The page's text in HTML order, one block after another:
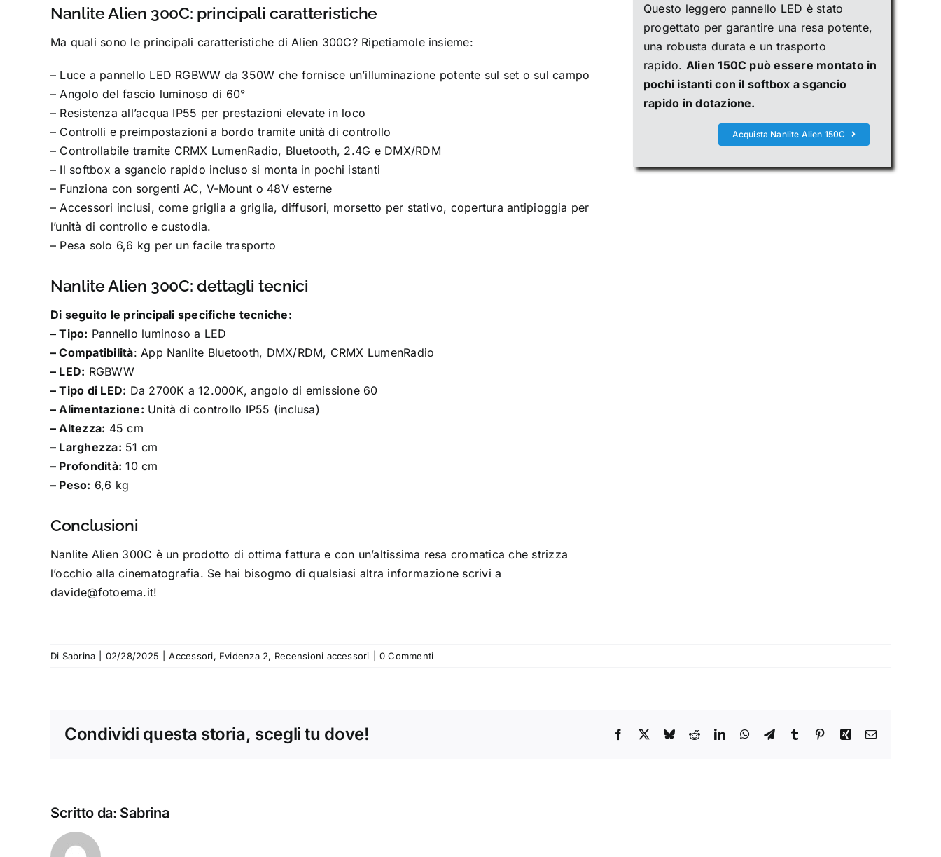
Nanlite Alien 300C: principali caratteristiche
Ma quali sono le principali caratteristiche di Alien 300C? Ripetiamole insieme:
– Luce a pannello LED RGBWW da 350W che fornisce un’illuminazione potente sul set o sul campo
– Angolo del fascio luminoso di 60°
– Resistenza all’acqua IP55 per prestazioni elevate in loco
– Controlli e preimpostazioni a bordo tramite unità di controllo
– Controllabile tramite CRMX LumenRadio, Bluetooth, 2.4G e DMX/RDM
– Il softbox a sgancio rapido incluso si monta in pochi istanti
– Funziona con sorgenti AC, V-Mount o 48V esterne
– Accessori inclusi, come griglia a griglia, diffusori, morsetto per stativo, copertura antipioggia per
l’unità di controllo e custodia.
– Pesa solo 6,6 kg per un facile trasporto
Nanlite Alien 300C: dettagli tecnici
Di seguito le principali specifiche tecniche:
– Tipo: Pannello luminoso a LED
– Compatibilità: App Nanlite Bluetooth, DMX/RDM, CRMX LumenRadio
– LED: RGBWW
– Tipo di LED: Da 2700K a 12.000K, angolo di emissione 60
– Alimentazione: Unità di controllo IP55 (inclusa)
– Altezza: 45 cm
– Larghezza: 51 cm
– Profondità: 10 cm
– Peso: 6,6 kg
Conclusioni
Nanlite Alien 300C è un prodotto di ottima fattura e con un’altissima resa cromatica che strizza
l’occhio alla cinematografia. Se hai bisogmo di qualsiasi altra informazione scrivi a
davide@fotoema.it!
Questo leggero pannello LED è stato
progettato per garantire una resa potente,
una robusta durata e un trasporto
rapido. Alien 150C può essere montato in
pochi istanti con il softbox a sgancio
rapido in dotazione.
Acquista Nanlite Alien 150C
Di Sabrina 02/28/2025 Accessori, Evidenza 2, Recensioni accessori 0 Commenti
Condividi questa storia, scegli tu dove! Facebook
X BlueskyRedditLinkedInWhatsApp
TelegramTumblr PinterestXing Email
Scritto da: Sabrina